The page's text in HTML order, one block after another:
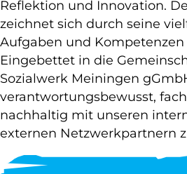
Reflektion und Innovation.
zeichnet sich durch seine
Aufgaben und Kompetenzen
Eingebettet in die
Sozialwerk Meiningen
verantwortungsbewusst,
nachhaltig mit unseren
externen Netzwerkpartnern